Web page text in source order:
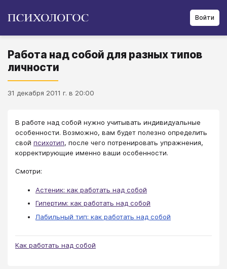
Войти
Работа над собой для разных типов
личности
31 декабря 2011 г. в 20:00
В работе над собой нужно учитывать индивидуальные
особенности. Возможно, вам будет полезно определить
свой психотип, после чего потренировать упражнения,
корректирующие именно ваши особенности.
Смотри:
Астеник: как работать над собой
Гипертим: как работать над собой
Лабильный тип: как работать над собой
Как работать над собой